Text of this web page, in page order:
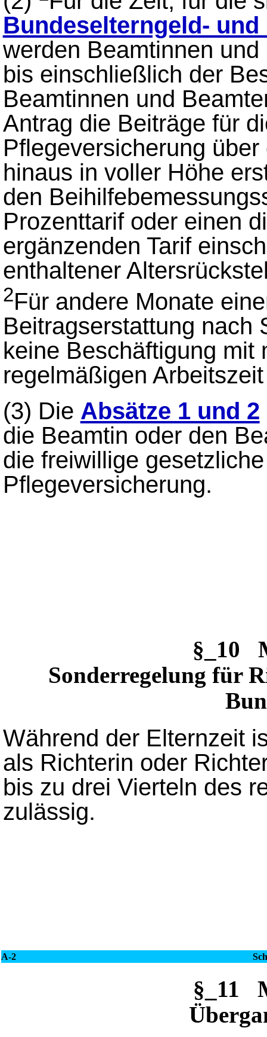
Bundeselterngeld-
werden Beamtinnen
bis einschließlich der
Beamtinnen und
Antrag die Beiträge für
Pflegeversicherung
hinaus in voller Höhe
den
Prozenttarif oder einen
ergänzenden Tarif
enthaltener
2Für andere Monate
Beitragserstattung nach
keine Beschäftigung mit
regelmäßigen
(3) Die Absätze 1 und 2
die Beamtin oder den
die freiwillige
Pflegeversicherung.
§_10
Sonderregelung für
Während der Elternzeit
als Richterin oder
bis zu drei Vierteln des
zulässig.
A-2
§_11